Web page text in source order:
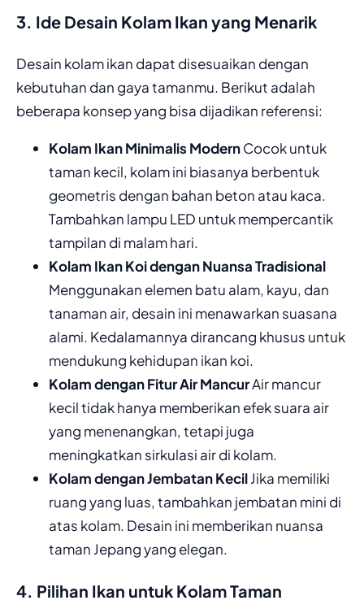
3. Ide Desain Kolam Ikan yang Menarik
Desain kolam ikan dapat disesuaikan dengan
kebutuhan dan gaya tamanmu. Berikut adalah
beberapa konsep yang bisa dijadikan referensi:
Kolam Ikan Minimalis ModernCocok untuk
taman kecil, kolam ini biasanya berbentuk
geometris dengan bahan beton atau kaca.
Tambahkan lampu LED untuk mempercantik
tampilan di malam hari.
Kolam Ikan Koi dengan Nuansa Tradisional
Menggunakan elemen batu alam, kayu, dan
tanaman air, desain ini menawarkan suasana
alami. Kedalamannya dirancang khusus untuk
mendukung kehidupan ikan koi.
Kolam dengan Fitur Air MancurAir mancur
kecil tidak hanya memberikan efek suara air
yang menenangkan, tetapi juga
meningkatkan sirkulasi air di kolam.
Kolam dengan Jembatan KecilJika memiliki
ruang yang luas, tambahkan jembatan mini di
atas kolam. Desain ini memberikan nuansa
taman Jepang yang elegan.
4. Pilihan Ikan untuk Kolam Taman